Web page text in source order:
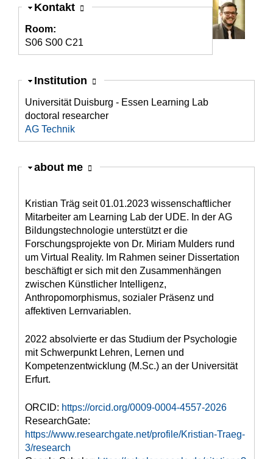
Ausblenden
Kontakt
Room:
S06 S00 C21
Ausblenden
Institution
Universität Duisburg - Essen Learning Lab
doctoral researcher
AG Technik
Ausblenden
about me
Kristian Träg seit 01.01.2023 wissenschaftlicher
Mitarbeiter am Learning Lab der UDE. In der AG
Bildungstechnologie unterstützt er die
Forschungsprojekte von Dr. Miriam Mulders rund
um Virtual Reality. Im Rahmen seiner Dissertation
beschäftigt er sich mit den Zusammenhängen
zwischen Künstlicher Intelligenz,
Anthropomorphismus, sozialer Präsenz und
affektiven Lernvariablen.
2022 absolvierte er das Studium der Psychologie
mit Schwerpunkt Lehren, Lernen und
Kompetenzentwicklung (M.Sc.) an der Universität
Erfurt.
ORCID: https://orcid.org/0009-0004-4557-2026
ResearchGate:
https://www.researchgate.net/profile/Kristian-Traeg-
3/research